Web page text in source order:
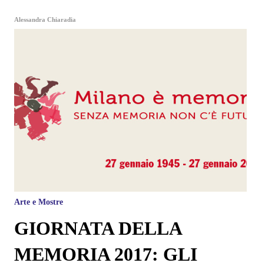
Alessandra Chiaradia
Arte e Mostre
GIORNATA DELLA
MEMORIA 2017: GLI